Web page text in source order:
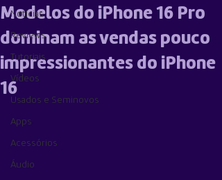
Notícias
Reviews
Tutoriais
Vídeos
Usados e Seminovos
Apps
Acessórios
Áudio
Modelos do iPhone 16 Pro
dominam as vendas pouco
impressionantes do iPhone
16